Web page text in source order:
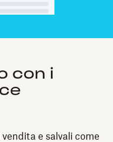
con i
e salvali come